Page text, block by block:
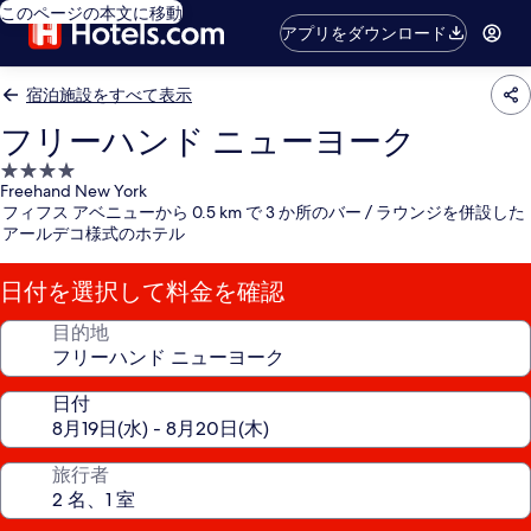
このページの本文に移動
アプリをダウンロード
宿泊施設をすべて表示
フリーハンド ニューヨーク
4.0
つ
星
泊
施
設
Freehand New York
フィフス アベニューから 0.5 km で 3 か所のバー / ラウンジを併設した
アールデコ様式のホテル
日付を選択して料金を確認
目的地
日付
旅行者